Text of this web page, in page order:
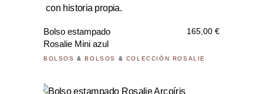
Bolso estampado
Rosalie Mini azul
165,00 €
BOLSOS &BOLSOS & COLECCIÓN ROSALIE